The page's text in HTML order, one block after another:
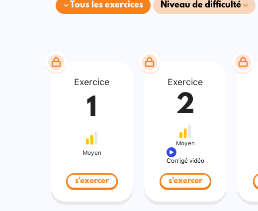
Tous les exercices Niveau de difficulté
Exercice
1
Moyen
s'exercer
Exercice
2
Moyen
Corrigé vidéo
s'exercer